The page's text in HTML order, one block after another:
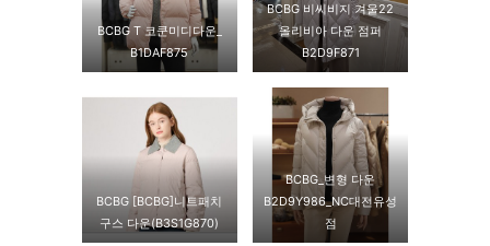
BCBG T 코쿤미디다운_
B1DAF875
BCBG 비씨비지 겨울22
올리비아 다운 점퍼
B2D9F871
BCBG [BCBG]니트패치
구스 다운(B3S1G870)
BCBG_변형 다운
B2D9Y986_NC대전유성
점